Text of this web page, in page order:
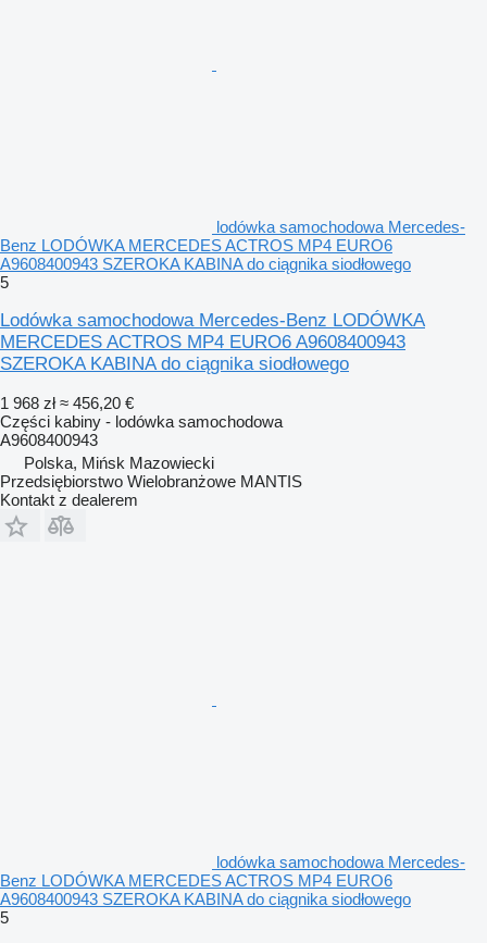
lodówka samochodowa Mercedes-
Benz LODÓWKA MERCEDES ACTROS MP4 EURO6
A9608400943 SZEROKA KABINA do ciągnika siodłowego
5
Lodówka samochodowa Mercedes-Benz LODÓWKA
MERCEDES ACTROS MP4 EURO6 A9608400943
SZEROKA KABINA do ciągnika siodłowego
1 968 zł ≈ 456,20 €
Części kabiny - lodówka samochodowa
A9608400943
Polska, Mińsk Mazowiecki
Przedsiębiorstwo Wielobranżowe MANTIS
Kontakt z dealerem
lodówka samochodowa Mercedes-
Benz LODÓWKA MERCEDES ACTROS MP4 EURO6
A9608400943 SZEROKA KABINA do ciągnika siodłowego
5